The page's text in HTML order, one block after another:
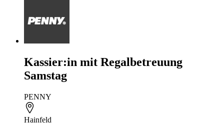
Kassier:in mit Regalbetreuung
Samstag
PENNY
Hainfeld